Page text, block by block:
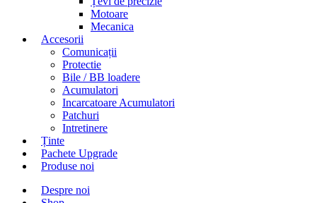
Motoare
Mecanica
Accesorii
Comunicații
Protectie
Bile / BB loadere
Acumulatori
Incarcatoare Acumulatori
Patchuri
Intretinere
Ținte
Pachete Upgrade
Produse noi
Despre noi